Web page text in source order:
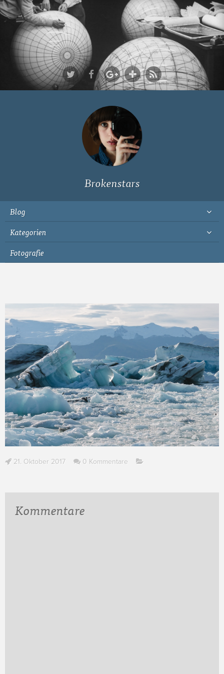
Ich bin Fyn,
23, und
wohne in
Köln
Brokenstars
Blog
Kategorien
Fotografie
21. Oktober 2017 0 Kommentare
Kommentare